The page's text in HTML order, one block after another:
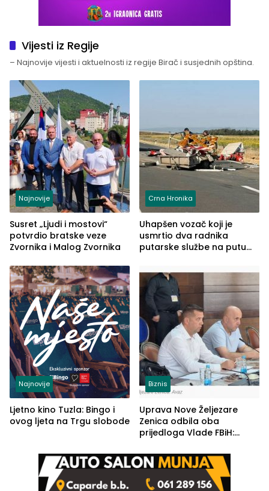
Vijesti iz Regije
– Najnovije vijesti i aktuelnosti iz regije Birač i susjednih opština.
Najnovije
Susret „Ljudi i mostovi“
potvrdio bratske veze
Zvornika i Malog Zvornika
Crna Hronika
Uhapšen vozač koji je
usmrtio dva radnika
putarske službe na putu
(FOTO)
Najnovije
Ljetno kino Tuzla: Bingo i
ovog ljeta na Trgu slobode
Biznis
Uprava Nove Željezare
Zenica odbila oba
prijedloga Vlade FBiH:
rješenje